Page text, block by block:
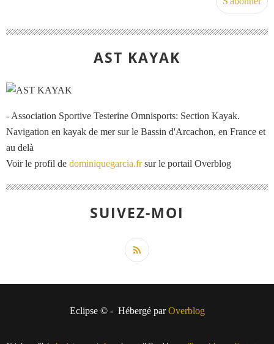
AST KAYAK
- Association Sportive Testerine Omnisports: Section Kayak.
Navigation en kayak de mer sur le Bassin d'Arcachon, en France et
au delà
Voir le profil de dominiquegarcia.frsur le portail Overblog
SUIVEZ-MOI
Eclipse © - Hébergé parOverblog